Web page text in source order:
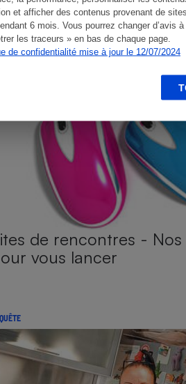
et afficher des contenus provenant de
6 mois. Vous pourrez changer d’avis
les traceurs » en bas de chaque page.
de confidentialité mise à jour le 12/07/2024
de rencontres - Nos
vous lancer